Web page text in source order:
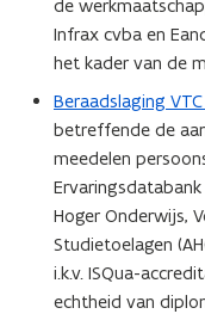
n
n
i
e
u
w
v
e
n
s
t
de
Infrax cvba en
het kader van de
Beraadslaging
betreffende de
meedelen
Hoger Onderwijs,
Studietoelagen
i.k.v. ISQua-
echtheid van